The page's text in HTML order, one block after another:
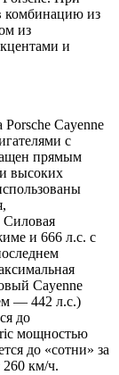
комбинацию из
из
и
Porsche Cayenne
с
прямым
высоких
и 666 л.с. с
Cayenne
— 442 л.с.)
до
мощностью
до «сотни» за
260 км/ч.